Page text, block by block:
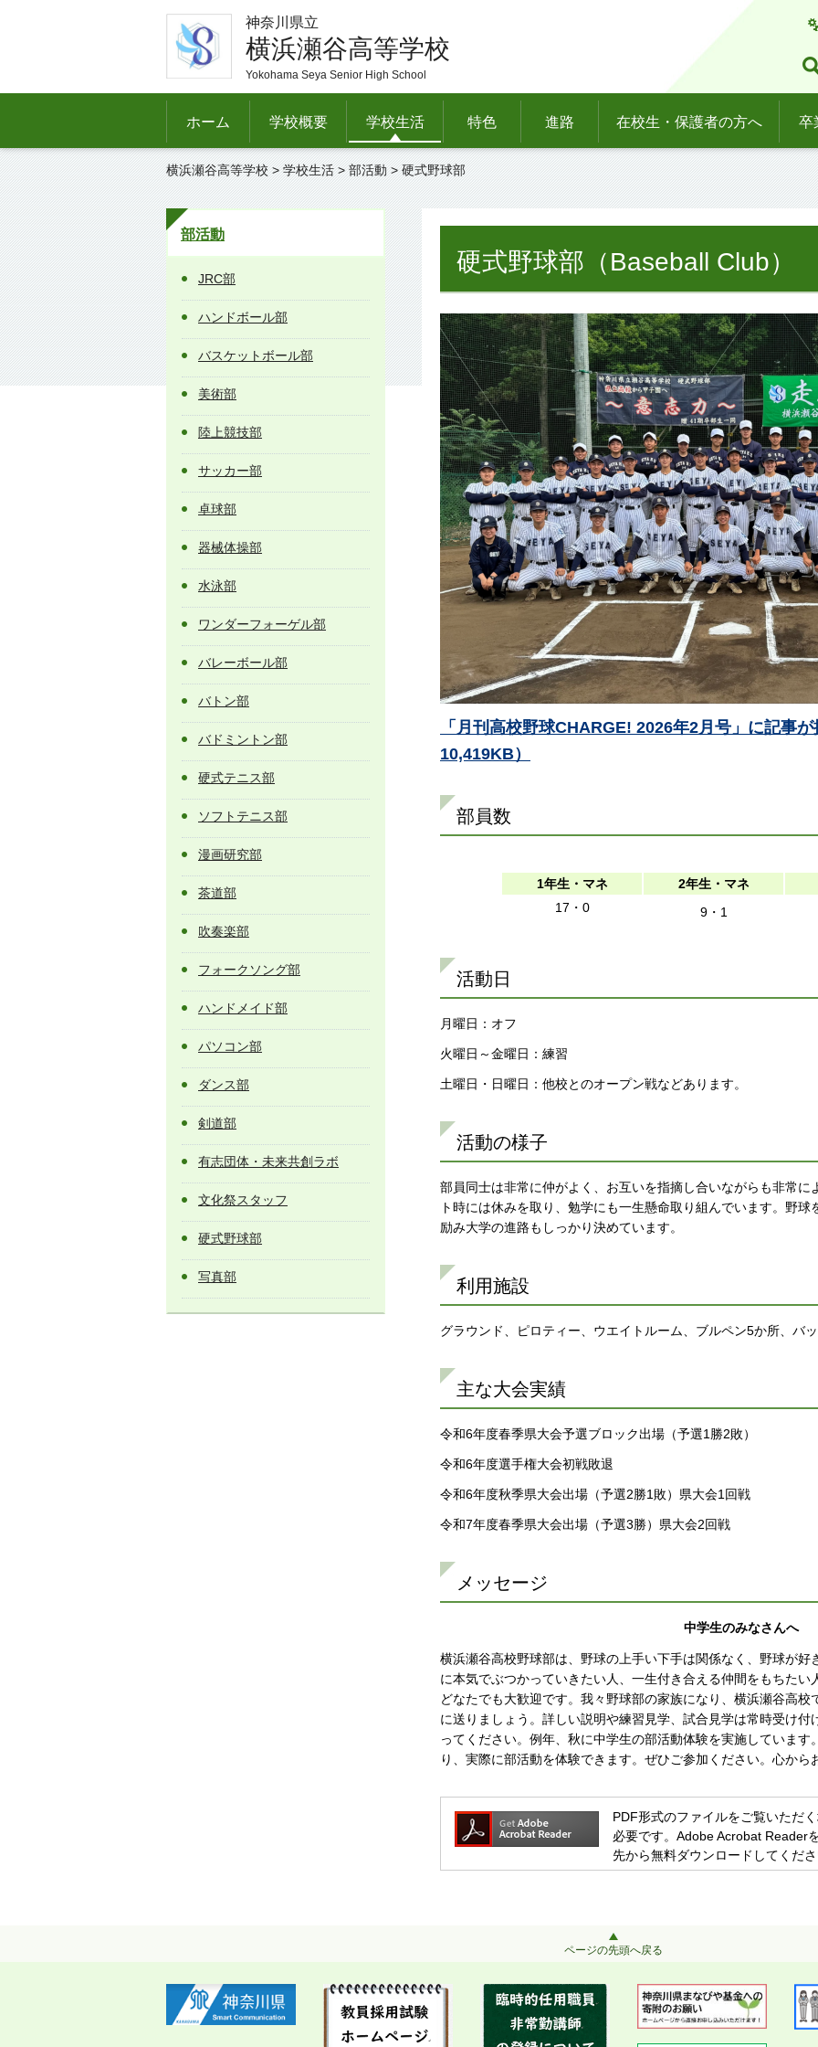
神奈川県立
横浜瀬谷高等学校
Yokohama Seya Senior High School
ホーム 学校概要 学校生活 特色 進路 在校生・保護者の方へ 卒
横浜瀬谷高等学校 > 学校生活 > 部活動 > 硬式野球部
部活動
JRC部
ハンドボール部
バスケットボール部
美術部
陸上競技部
サッカー部
卓球部
器械体操部
水泳部
ワンダーフォーゲル部
バレーボール部
バトン部
バドミントン部
硬式テニス部
ソフトテニス部
漫画研究部
茶道部
吹奏楽部
フォークソング部
ハンドメイド部
パソコン部
ダンス部
剣道部
有志団体・未来共創ラボ
文化祭スタッフ
硬式野球部
写真部
硬式野球部（Baseball Club）
「月刊高校野球CHARGE! 2026年2月号」に記事
10,419KB）
部員数
1年生・マネ 2年生・マネ
17・0
9・1
活動日
月曜日：オフ
火曜日～金曜日：練習
土曜日・日曜日：他校とのオープン戦などあります。
活動の様子
部員同士は非常に仲がよく、お互いを指摘し合いながらも非常に
ト時には休みを取り、勉学にも一生懸命取り組んでいます。野
励み大学の進路もしっかり決めています。
利用施設
グラウンド、ピロティー、ウエイトルーム、ブルペン5か所、バ
主な大会実績
令和6年度春季県大会予選ブロック出場（予選1勝2敗）
令和6年度選手権大会初戦敗退
令和6年度秋季県大会出場（予選2勝1敗）県大会1回戦
令和7年度春季県大会出場（予選3勝）県大会2回戦
メッセージ
中学生のみなさんへ
横浜瀬谷高校野球部は、野球の上手い下手は関係なく、野球が好
に本気でぶつかっていきたい人、一生付き合える仲間をもちたい
どなたでも大歓迎です。我々野球部の家族になり、横浜瀬谷高
に送りましょう。詳しい説明や練習見学、試合見学は常時受け
ってください。例年、秋に中学生の部活動体験を実施していま
り、実際に部活動を体験できます。ぜひご参加ください。心から
PDF形式のファイルをご覧いただ
必要です。Adobe Acrobat Reader
先から無料ダウンロードしてくださ
ページの先頭へ戻る